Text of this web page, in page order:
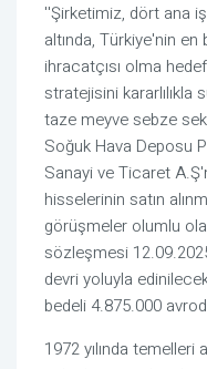
''Şirketimiz, dört ana
altında, Türkiye'nin
ihracatçısı olma
stratejisini kararlılıkla
taze meyve sebze
Soğuk Hava Deposu
Sanayi ve Ticaret
hisselerinin satın
görüşmeler olumlu
sözleşmesi
devri yoluyla
bedeli 4.875.000
1972 yılında temelleri